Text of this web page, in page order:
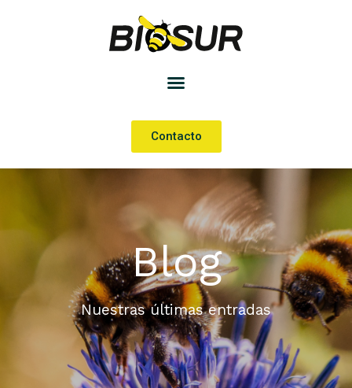
Contacto
Blog
Nuestras últimas entradas